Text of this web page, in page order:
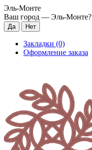
Эль-Монте
Ваш город — Эль-Монте?
Закладки (0)
Оформление заказа